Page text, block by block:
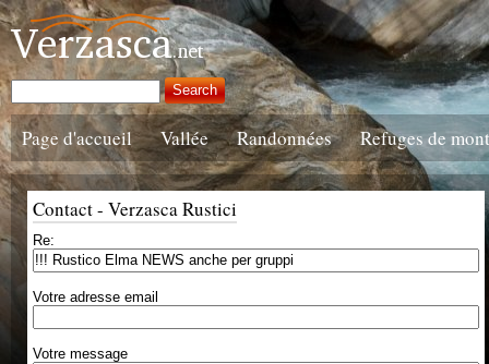
Page d'accueil Vallée Randonnées Refuges de
Contact - Verzasca Rustici
Re:
Votre adresse email
Votre message